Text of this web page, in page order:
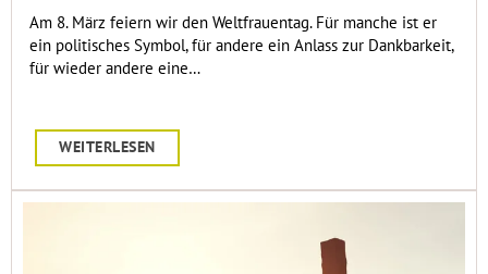
Am 8. März feiern wir den Weltfrauentag. Für manche ist er
ein politisches Symbol, für andere ein Anlass zur Dankbarkeit,
für wieder andere eine…
WEITERLESEN